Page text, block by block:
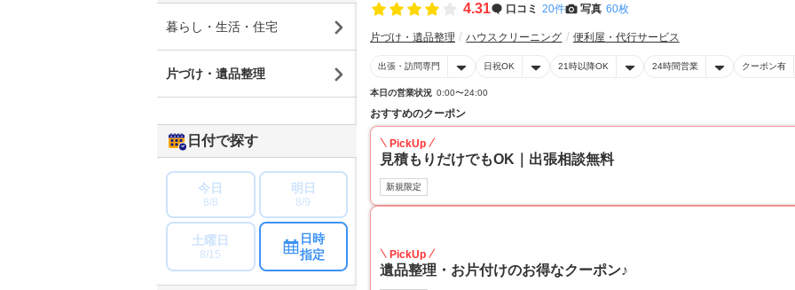
4.31 口コミ 20件 写真 60枚
片づけ・遺品整理 ハウスクリーニング 便利屋・代行サービス
出張・訪問専門 日祝OK 21時以降OK 24時間営業 クーポン有
本日の営業状況 0:00〜24:00
おすすめのクーポン
PickUp
見積もりだけでもOK｜出張相談無料
新規限定
PickUp
遺品整理・お片付けのお得なクーポン♪
暮らし・生活・住宅
片づけ・遺品整理
日付で探す
今日
8/8
明日
8/9
土曜日
8/15
日時
指定